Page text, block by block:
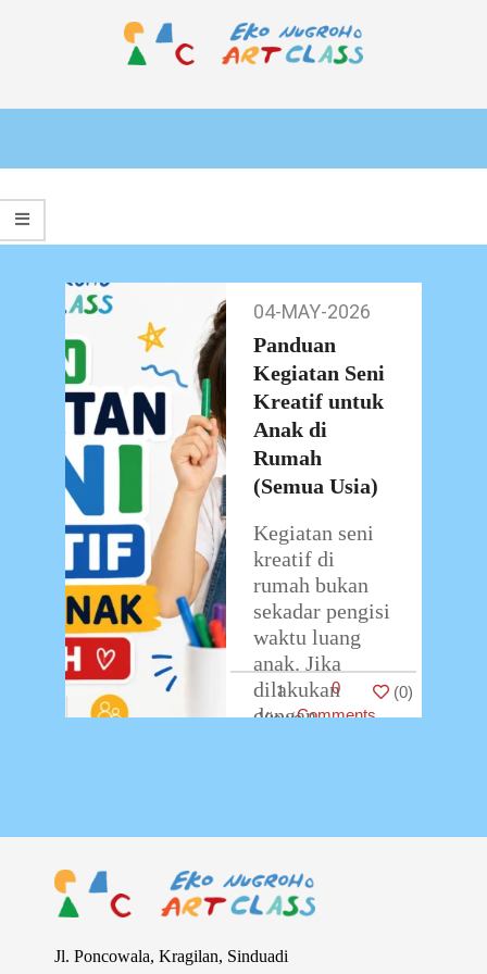
ART
CLASS
Primary
Menu
04-
May-
2026
04-MAY-2026
Panduan
Kegiatan Seni
Kreatif untuk
Anak di
Rumah
(Semua Usia)
Kegiatan seni
kreatif di
rumah bukan
sekadar pengisi
waktu luang
anak. Jika
dilakukan
dengan
tumbuh
kembang paling
1
0
Comments
(0)
Jl. Poncowala, Kragilan, Sinduadi